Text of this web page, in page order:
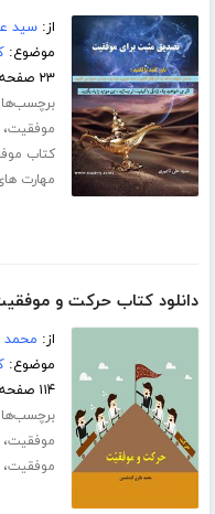
از:سید
موضوع:
۲۳ صفحه
موفقیت
کتاب
مهارت
دانلود کتاب حرکت و
از: محمد
موضوع:
۱۱۴ صفحه
موفقیت،
موفقیت